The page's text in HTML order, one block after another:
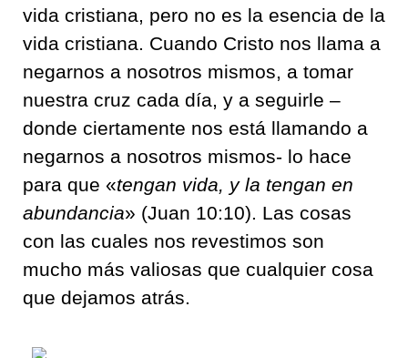
vida cristiana, pero no es la esencia de la
vida cristiana. Cuando Cristo nos llama a
negarnos a nosotros mismos, a tomar
nuestra cruz cada día, y a seguirle –
donde ciertamente nos está llamando a
negarnos a nosotros mismos- lo hace
para que «tengan vida, y la tengan en
abundancia» (Juan 10:10). Las cosas
con las cuales nos revestimos son
mucho más valiosas que cualquier cosa
que dejamos atrás.